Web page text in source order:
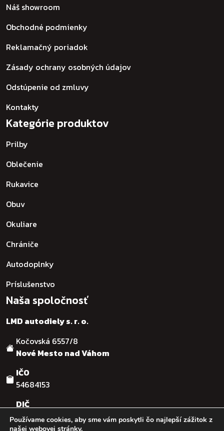
Náš showroom
Obchodné podmienky
Reklamačný poriadok
Zásady ochrany osobných údajov
Odstúpenie od zmluvy
Kontakty
Kategórie produktov
Prilby
Oblečenie
Rukavice
Obuv
Okuliare
Chrániče
Autodoplnky
Príslušenstvo
Naša spoločnosť
LMD autodiely s. r. o.
Kočovská 6557/8
Nové Mesto nad Váhom
IČO
54684153
DIČ
SK2121755482
Používame cookies, aby sme vám poskytli čo najlepší zážitok z
našej webovej stránky.